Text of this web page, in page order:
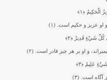
الْحَكِيمُ﴿۱﴾
او عزيز و حكيم است. (۱)
كُلِّ شَيْءٍ قَدِيرٌ﴿۲﴾
و او بر هر چيز قادر است. (۲)
شَيْءٍ عَلِيمٌ﴿۳﴾
آگاه است. (۳)